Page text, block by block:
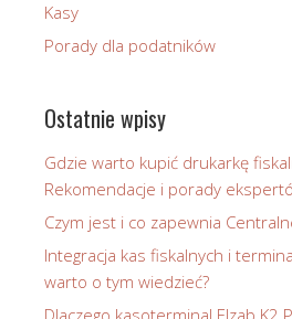
Kasy
Porady dla podatników
Ostatnie wpisy
Gdzie warto kupić drukarkę
Rekomendacje i porady
Czym jest i co zapewnia
Integracja kas fiskalnych i
warto o tym wiedzieć?